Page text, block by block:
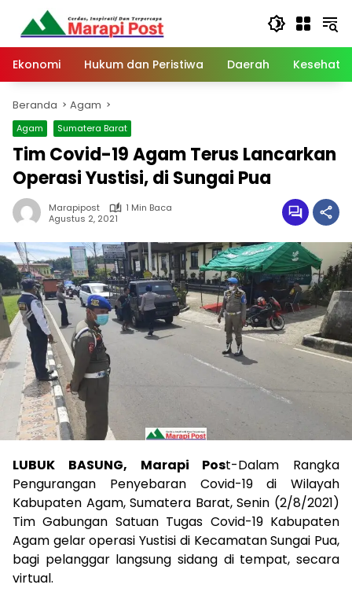
Langsung
konten
Ekonomi
Hukum dan Peristiwa Daerah
Beranda Agam
Agam Sumatera Barat
Tim Covid-19 Agam Terus Lancarkan
Operasi Yustisi, di Sungai Pua
Marapipost
1 Min Baca
Agustus 2, 2021
LUBUK BASUNG, Marapi Post-Dalam Rangka
Pengurangan Penyebaran Covid-19 di Wilayah
Kabupaten Agam, Sumatera Barat, Senin (2/8/2021)
Tim Gabungan Satuan Tugas Covid-19 Kabupaten
Agam gelar operasi Yustisi di Kecamatan Sungai Pua,
bagi pelanggar langsung sidang di tempat, secara
virtual.